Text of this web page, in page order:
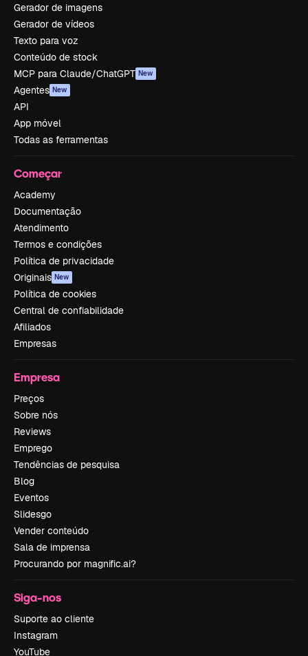
Gerador de imagens
Gerador de vídeos
Texto para voz
Conteúdo de stock
MCP para Claude/ChatGPT New
Agentes New
API
App móvel
Todas as ferramentas
Começar
Academy
Documentação
Atendimento
Termos e condições
Política de privacidade
Originais New
Política de cookies
Central de confiabilidade
Afiliados
Empresas
Empresa
Preços
Sobre nós
Reviews
Emprego
Tendências de pesquisa
Blog
Eventos
Slidesgo
Vender conteúdo
Sala de imprensa
Procurando por magnific.ai?
Siga-nos
Suporte ao cliente
Instagram
YouTube